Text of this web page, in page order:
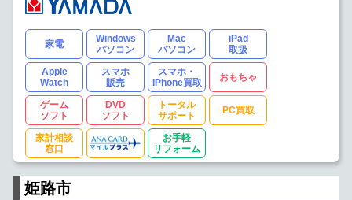
家電
Windows
パソコン
Mac
パソコン
iPad
取扱
Apple
Watch
スマホ
販売
スマホ・
iPhone買取
おもちゃ
ゲーム
ソフト
DVD
ソフト
トータル
サポート
PC買取
家計相談
窓口
お手軽
リフォーム
姫路市